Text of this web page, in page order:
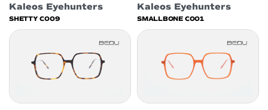
Kaleos Eyehunters
SHETTY C009
Kaleos Eyehunters
SMALLBONE C001